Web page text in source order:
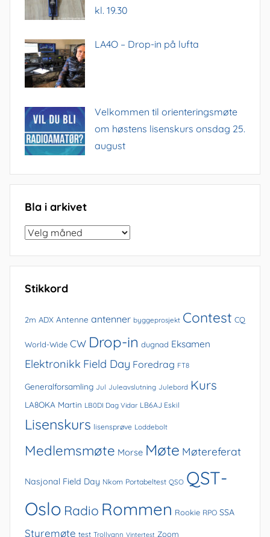
kl. 19.30
LA4O – Drop-in på lufta
Velkommen til orienteringsmøte
om høstens lisenskurs onsdag 25.
august
Bla i arkivet
Bla
arkivet
Stikkord
2m ADX Antenne antenner byggeprosjekt Contest CQ
World-Wide CW Drop-in dugnad Eksamen
Elektronikk Field Day Foredrag FT8
Generalforsamling Jul Juleavslutning Julebord Kurs
LA8OKA Martin LB0DI Dag Vidar LB6AJ Eskil
Lisenskurs lisensprøve Loddebolt
Medlemsmøte Morse Møte Møtereferat
Nasjonal Field Day Nkom Portabeltest QSO QST-
Oslo Radio Rommen Rookie RPO SSA
Styremøte test Trollvann Vintertest Zoom